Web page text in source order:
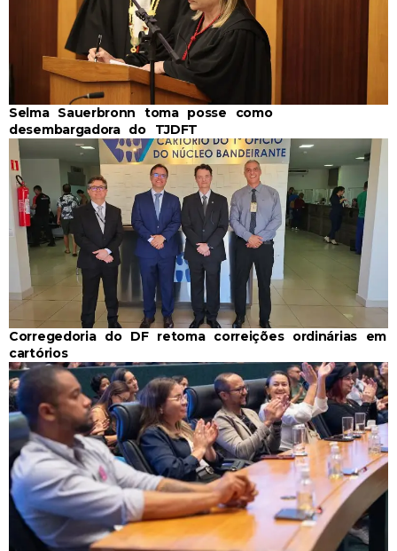
Selma Sauerbronn toma posse como
desembargadora do TJDFT
Corregedoria do DF retoma correições ordinárias em
cartórios